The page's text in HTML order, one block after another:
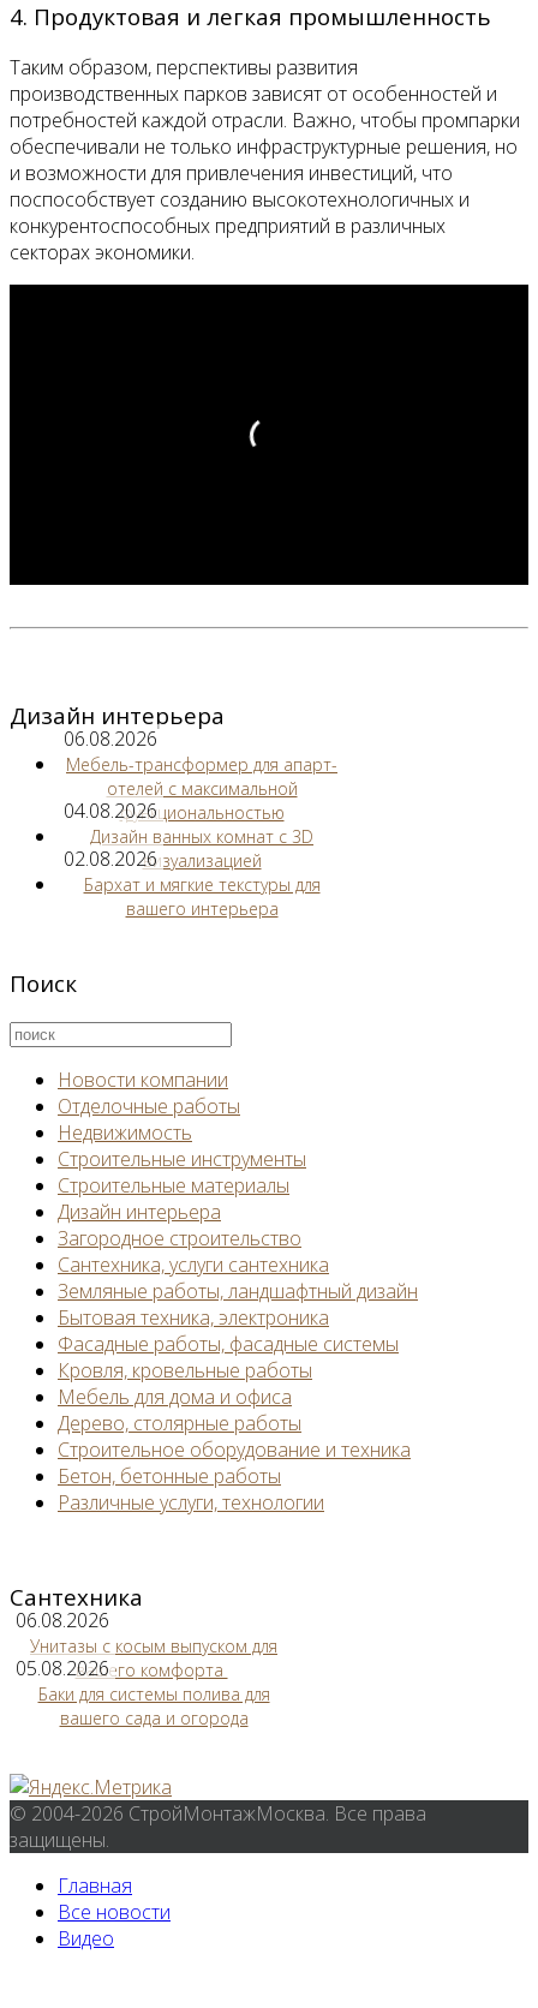
4. Продуктовая и легкая промышленность
Таким образом, перспективы развития
производственных парков зависят от особенностей и
потребностей каждой отрасли. Важно, чтобы промпарки
обеспечивали не только инфраструктурные решения, но
и возможности для привлечения инвестиций, что
поспособствует созданию высокотехнологичных и
конкурентоспособных предприятий в различных
секторах экономики.
Дизайн интерьера
06.08.2026
Мебель-трансформер для апарт-
отелей с максимальной
функциональностью
04.08.2026
Дизайн ванных комнат с 3D
визуализацией
02.08.2026
Бархат и мягкие текстуры для
вашего интерьера
Поиск
Новости компании
Отделочные работы
Недвижимость
Строительные инструменты
Строительные материалы
Дизайн интерьера
Загородное строительство
Сантехника, услуги сантехника
Земляные работы, ландшафтный дизайн
Бытовая техника, электроника
Фасадные работы, фасадные системы
Кровля, кровельные работы
Мебель для дома и офиса
Дерево, столярные работы
Строительное оборудование и техника
Бетон, бетонные работы
Различные услуги, технологии
Сантехника
06.08.2026
Унитазы с косым выпуском для
вашего комфорта
05.08.2026
Баки для системы полива для
вашего сада и огорода
© 2004-2026 СтройМонтажМосква. Все права
защищены.
Главная
Все новости
Видео